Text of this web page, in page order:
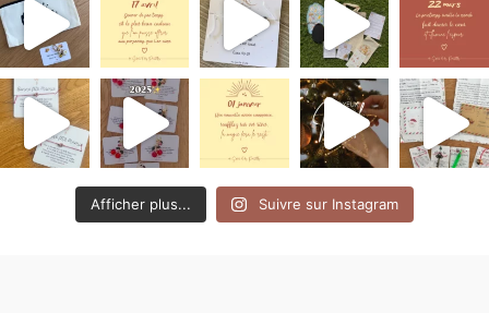
Afficher plus... Suivre sur Instagram